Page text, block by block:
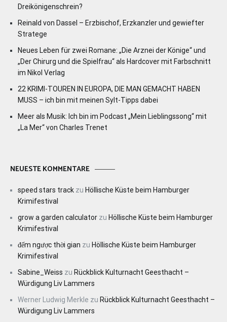
Dreikönigenschrein?
Reinald von Dassel – Erzbischof, Erzkanzler und gewiefter
Stratege
Neues Leben für zwei Romane: „Die Arznei der Könige“ und
„Der Chirurg und die Spielfrau“ als Hardcover mit Farbschnitt
im Nikol Verlag
22 KRIMI-TOUREN IN EUROPA, DIE MAN GEMACHT HABEN
MUSS – ich bin mit meinen Sylt-Tipps dabei
Meer als Musik: Ich bin im Podcast „Mein Lieblingssong“ mit
„La Mer“ von Charles Trenet
NEUESTE KOMMENTARE
speed stars track zu Höllische Küste beim Hamburger
Krimifestival
grow a garden calculator zu Höllische Küste beim Hamburger
Krimifestival
đếm ngược thời gian zu Höllische Küste beim Hamburger
Krimifestival
Sabine_Weiss zu Rückblick Kulturnacht Geesthacht –
Würdigung Liv Lammers
Werner Ludwig Merkle zu Rückblick Kulturnacht Geesthacht –
Würdigung Liv Lammers